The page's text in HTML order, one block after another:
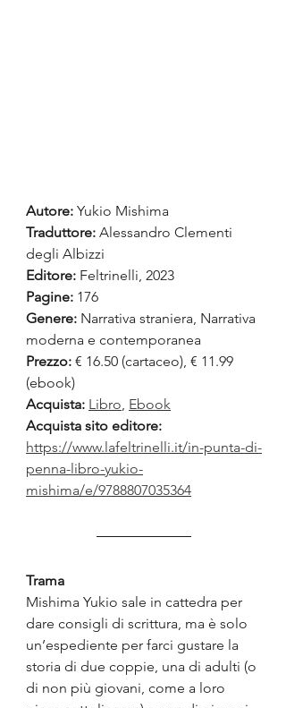
Autore: Yukio Mishima
Traduttore: Alessandro Clementi
degli Albizzi
Editore: Feltrinelli, 2023
Pagine: 176
Genere: Narrativa straniera, Narrativa
moderna e contemporanea
Prezzo: € 16.50 (cartaceo), € 11.99
(ebook)
Acquista: Libro, Ebook
Acquista sito editore:
https://www.lafeltrinelli.it/in-punta-di-
penna-libro-yukio-
mishima/e/9788807035364
Trama
Mishima Yukio sale in cattedra per
dare consigli di scrittura, ma è solo
un’espediente per farci gustare la
storia di due coppie, una di adulti (o
di non più giovani, come a loro